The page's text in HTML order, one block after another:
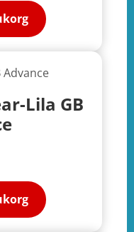
Lila GB